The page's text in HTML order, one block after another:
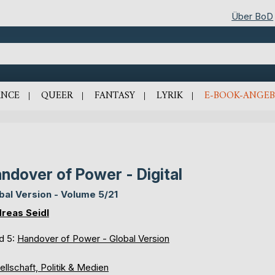
Über BoD
QUEER FANTASY LYRIK E-BOOK-
of Power - Digital
Version - Volume 5/21
Seidl
5: Handover of Power - Global Version
Politik & Medien